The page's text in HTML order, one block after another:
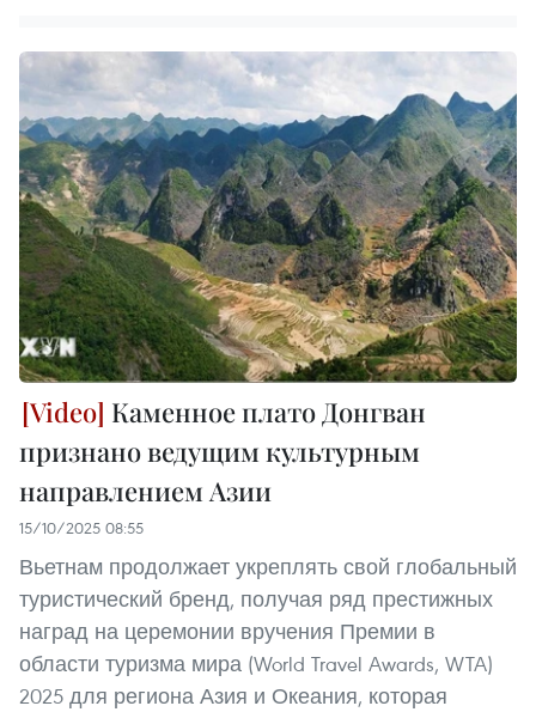
Каменное плато Донгван
признано ведущим культурным
направлением Азии
15/10/2025 08:55
Вьетнам продолжает укреплять свой глобальный
туристический бренд, получая ряд престижных
наград на церемонии вручения Премии в
области туризма мира (World Travel Awards, WTA)
2025 для региона Азия и Океания, которая